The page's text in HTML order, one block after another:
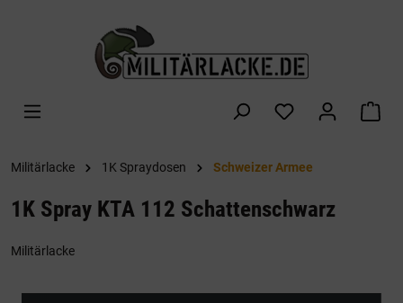
Militärlacke 1K Spraydosen Schweizer Armee
1K Spray KTA 112 Schattenschwarz
Militärlacke